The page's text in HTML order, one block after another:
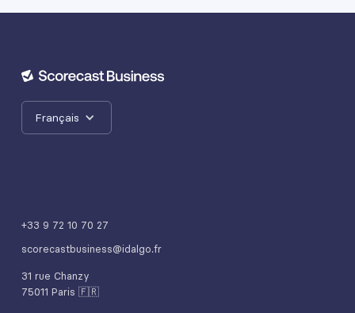
Français
+33 9 72 10 70 27
scorecastbusiness@idalgo.fr
31 rue Chanzy
75011 Paris 🇫🇷